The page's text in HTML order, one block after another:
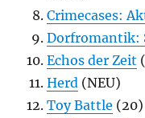
Crimecases:
Dorfromantik:
Echos der Zeit
Herd (NEU)
Toy Battle (20)